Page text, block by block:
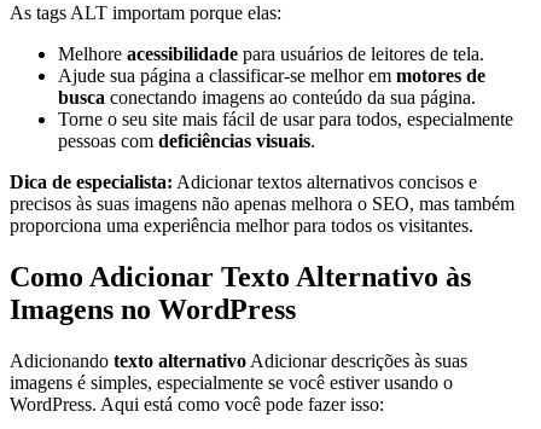
As tags ALT importam porque elas:
Melhore acessibilidade para usuários de leitores de tela.
Ajude sua página a classificar-se melhor em motores de
busca conectando imagens ao conteúdo da sua página.
Torne o seu site mais fácil de usar para todos, especialmente
pessoas com deficiências visuais.
Dica de especialista: Adicionar textos alternativos concisos e
precisos às suas imagens não apenas melhora o SEO, mas também
proporciona uma experiência melhor para todos os visitantes.
Como Adicionar Texto Alternativo às
Imagens no WordPress
Adicionando texto alternativo Adicionar descrições às suas
imagens é simples, especialmente se você estiver usando o
WordPress. Aqui está como você pode fazer isso: